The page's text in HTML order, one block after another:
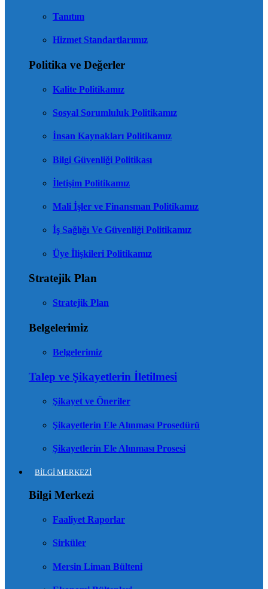
Tanıtım
Hizmet Standartlarımız
Politika ve Değerler
Kalite Politikamız
Sosyal Sorumluluk Politikamız
İnsan Kaynakları Politikamız
Bilgi Güvenliği Politikası
İletişim Politikamız
Mali İşler ve Finansman Politikamız
İş Sağlığı Ve Güvenliği Politikamız
Üye İlişkileri Politikamız
Stratejik Plan
Stratejik Plan
Belgelerimiz
Belgelerimiz
Talep ve Şikayetlerin İletilmesi
Şikayet ve Öneriler
Şikayetlerin Ele Alınması Prosedürü
Şikayetlerin Ele Alınması Prosesi
BİLGİ MERKEZİ
Bilgi Merkezi
Faaliyet Raporlar
Sirküler
Mersin Liman Bülteni